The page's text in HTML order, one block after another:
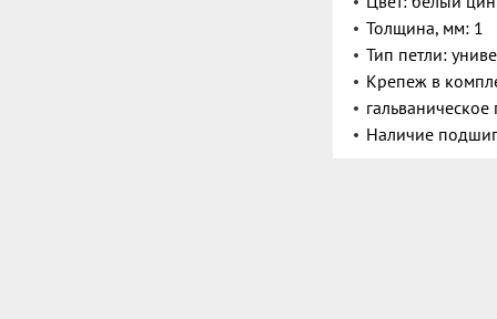
Толщина, мм: 1
Тип петли:
Крепеж в
Наличие